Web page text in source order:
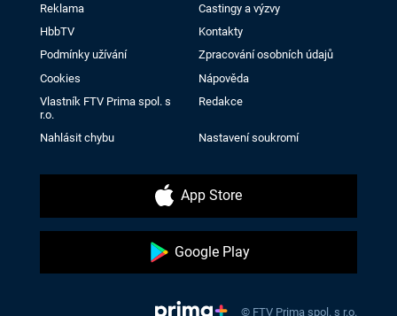
Reklama
Castingy a výzvy
HbbTV
Kontakty
Podmínky užívání
Zpracování osobních údajů
Cookies
Nápověda
Vlastník FTV Prima spol. s
r.o.
Redakce
Nahlásit chybu Nastavení soukromí
App Store
Google Play
© FTV Prima spol. s r.o.